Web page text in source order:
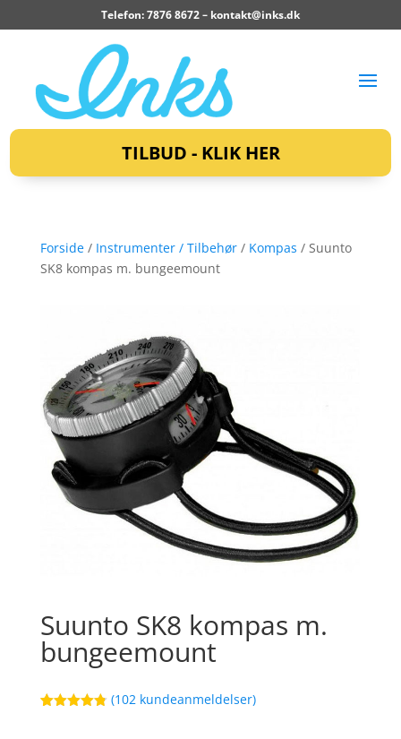
Telefon: 7876 8672 – kontakt@inks.dk
TILBUD - KLIK HER
Forside/ Instrumenter / Tilbehør/ Kompas / Suunto
SK8 kompas m. bungeemount
Suunto SK8 kompas m.
bungeemount
(102 kundeanmeldelser)